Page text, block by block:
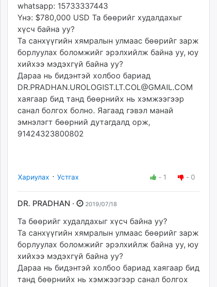
whatsapp: 15733337443
Үнэ: $780,000 USD Та бөөрийг худалдахыг
хүсч байна уу?
Та санхүүгийн хямралын улмаас бөөрийг зарж
борлуулах боломжийг эрэлхийлж байна уу, юу
хийхээ мэдэхгүй байна уу?
Дараа нь бидэнтэй холбоо бариад
DR.PRADHAN.UROLOGIST.LT.COL@GMAIL.COM
хаягаар бид танд бөөрнийх нь хэмжээгээр
санал болгох болно. Яагаад гэвэл манай
эмнэлэгт бөөрний дутагдалд орж,
91424323800802
Хариулах · Устгах - 1 - 0
DR. PRADHAN · 2019/07/18
Та бөөрийг худалдахыг хүсч байна уу?
Та санхүүгийн хямралын улмаас бөөрийг зарж
борлуулах боломжийг эрэлхийлж байна уу, юу
хийхээ мэдэхгүй байна уу?
Дараа нь бидэнтэй холбоо бариад хаягаар бид
танд бөөрнийх нь хэмжээгээр санал болгох